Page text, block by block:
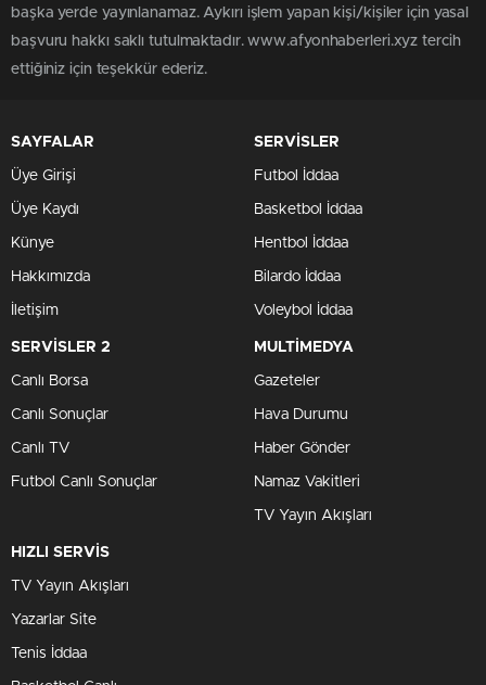
başka yerde yayınlanamaz. Aykırı işlem yapan kişi/kişiler için yasal
başvuru hakkı saklı tutulmaktadır. www.afyonhaberleri.xyz tercih
ettiğiniz için teşekkür ederiz.
SAYFALAR
Üye Girişi
Üye Kaydı
Künye
Hakkımızda
İletişim
SERVİSLER
Futbol İddaa
Basketbol İddaa
Hentbol İddaa
Bilardo İddaa
Voleybol İddaa
SERVİSLER 2
Canlı Borsa
Canlı Sonuçlar
Canlı TV
Futbol Canlı Sonuçlar
MULTİMEDYA
Gazeteler
Hava Durumu
Haber Gönder
Namaz Vakitleri
TV Yayın Akışları
HIZLI SERVİS
TV Yayın Akışları
Yazarlar Site
Tenis İddaa